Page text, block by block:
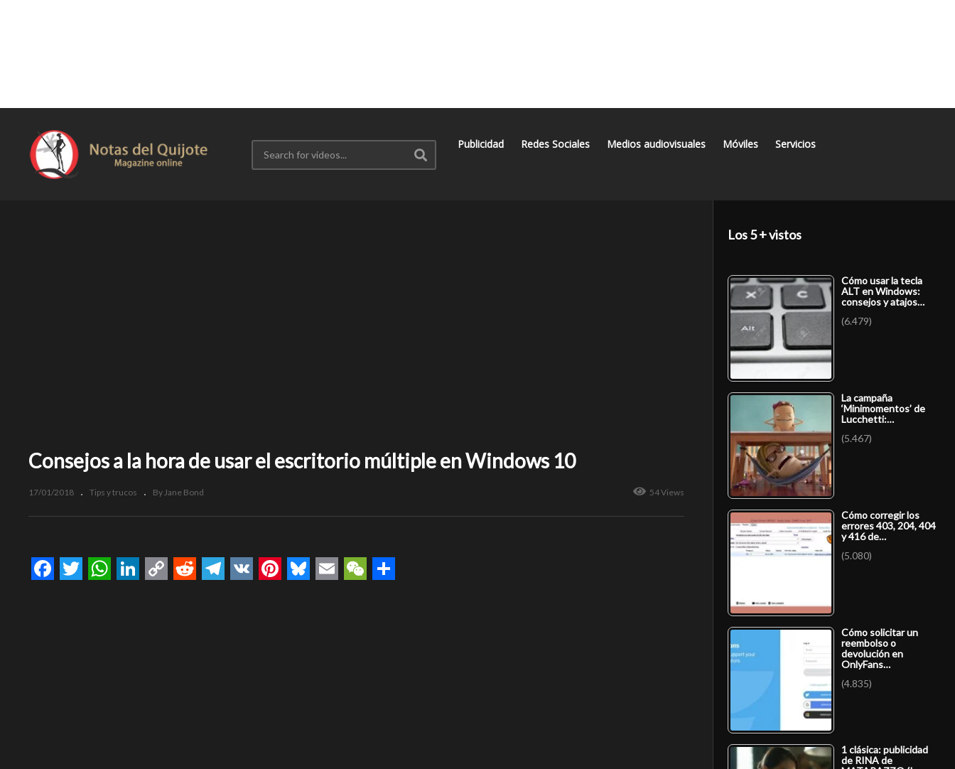
Publicidad Redes Sociales Medios audiovisuales Móviles Servicios
Consejos a la hora de usar el escritorio múltiple en Windows 10
17/01/2018 Tips y trucos By Jane Bond 54 Views
Los 5 + vistos
Cómo usar la tecla
ALT en Windows:
consejos y atajos…
(6.479)
La campaña
‘Minimomentos’ de
Lucchetti:…
(5.467)
Cómo corregir los
errores 403, 204, 404
y 416 de…
(5.080)
Cómo solicitar un
reembolso o
devolución en
OnlyFans…
(4.835)
1 clásica: publicidad
de RINA de